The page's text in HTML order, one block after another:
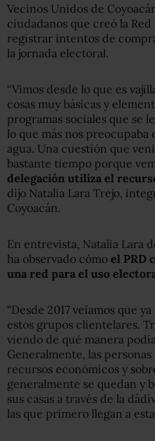
Vecinos Unidos de
ciudadanos que creó la
registrar intentos de
la jornada electoral.
“Vimos desde lo que es
cosas muy básicas y
programas sociales que se
lo que más nos preocupaba
agua. Una cuestión que
bastante tiempo porque
delegación utiliza el
dijo Natalia Lara Trejo,
Coyoacán.
En entrevista, Natalia Lara
ha observado cómo el PRD
una red para el uso
“Desde 2017 veíamos que
estos grupos clientelares.
viendo de qué manera
Generalmente, las
recursos económicos y
generalmente se quedan y
sus casas a través de la
las que primero llegan a